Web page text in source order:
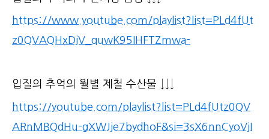
https://www.youtube.com/playlist?list=PLd4fUt
z0QVAQHxDjV_quwK95IHFTZmwa-
입질의 추억의 월별 제철 수산물 ↓↓↓
https://youtube.com/playlist?list=PLd4fUtz0QV
ARnMBQdHu-gXWJje7bydhoF&si=3sX6nnCyoVjI